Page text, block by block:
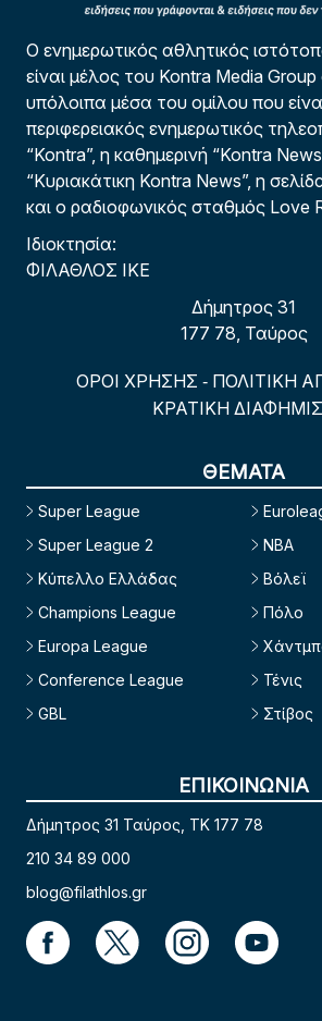
Ο ενημερωτικός αθλητικός
είναι μέλος του Kontra Media
υπόλοιπα μέσα του ομίλου που
περιφερειακός ενημερωτικός
“Kontra”, η καθημερινή “Kontra
“Κυριακάτικη Kontra News”, η
και ο ραδιοφωνικός σταθμός Love
Ιδιοκτησία:
ΦΙΛΑΘΛΟΣ ΙΚΕ
Δήμητρος 31
177 78, Ταύρος
ΟΡΟΙ ΧΡΗΣΗΣ - ΠΟΛΙΤΙΚΗ
ΚΡΑΤΙΚΗ
ΘΕΜΑΤΑ
Super League
Super League 2
Κύπελλο Ελλάδας
Champions League
Europa League
Conference League
GBL
NBA
Βόλεϊ
Πόλο
Τένις
Στίβος
ΕΠΙΚΟΙΝΩΝΙΑ
Δήμητρος 31 Ταύρος, TK 177 78
210 34 89 000
blog@filathlos.gr